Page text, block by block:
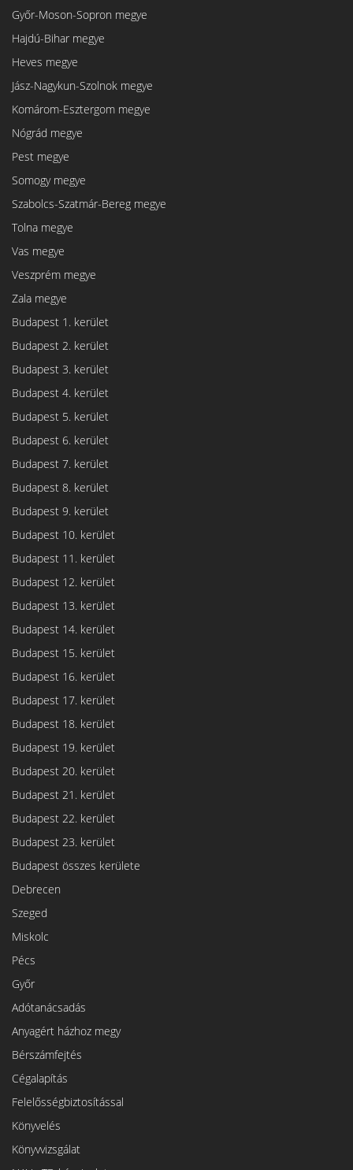
Győr-Moson-Sopron megye
Hajdú-Bihar megye
Heves megye
Jász-Nagykun-Szolnok megye
Komárom-Esztergom megye
Nógrád megye
Pest megye
Somogy megye
Szabolcs-Szatmár-Bereg megye
Tolna megye
Vas megye
Veszprém megye
Zala megye
Budapest 1. kerület
Budapest 2. kerület
Budapest 3. kerület
Budapest 4. kerület
Budapest 5. kerület
Budapest 6. kerület
Budapest 7. kerület
Budapest 8. kerület
Budapest 9. kerület
Budapest 10. kerület
Budapest 11. kerület
Budapest 12. kerület
Budapest 13. kerület
Budapest 14. kerület
Budapest 15. kerület
Budapest 16. kerület
Budapest 17. kerület
Budapest 18. kerület
Budapest 19. kerület
Budapest 20. kerület
Budapest 21. kerület
Budapest 22. kerület
Budapest 23. kerület
Budapest összes kerülete
Debrecen
Szeged
Miskolc
Pécs
Győr
Adótanácsadás
Anyagért házhoz megy
Bérszámfejtés
Cégalapítás
Felelősségbiztosítással
Könyvelés
Könyvvizsgálat